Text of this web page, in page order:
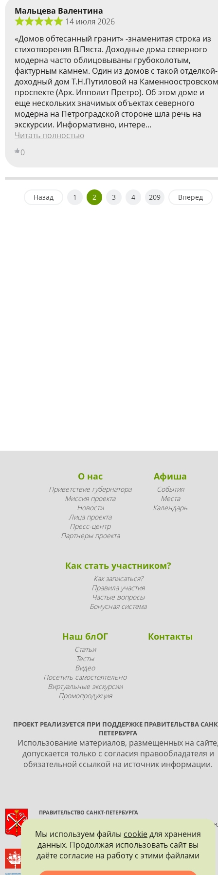
Мальцева Валентина
14 июля 2026
«Домов обтесанный гранит» -знаменитая строка из
стихотворения В.Пяста. Доходные дома северного
модерна часто облицовываны грубоколотым,
фактурным камнем. Один из домов с такой отделкой-
доходный дом Т.Н.Путиловой на Каменноостровском
проспекте (Арх. Ипполит Претро). Об этом доме и
еще нескольких значимых объектах северного
модерна на Петроградской стороне шла речь на
экскурсии. Информативно, интере...
Читать полностью
0
Назад 1 2 3 4 209 Вперед
О нас
Приветствие губернатора
Миссия проекта
Новости
Лица проекта
Пресс-центр
Партнеры проекта
Афиша
События
Места
Календарь
Как стать участником?
Как записаться?
Правила участия
Частые вопросы
Бонусная система
Наш блОГ
Статьи
Тесты
Видео
Посетить самостоятельно
Виртуальные экскурсии
Промопродукция
Контакты
ПРОЕКТ РЕАЛИЗУЕТСЯ ПРИ ПОДДЕРЖКЕ ПРАВИТЕЛЬСТВА
ПЕТЕРБУРГА
Использование материалов, размещенных на
допускается только с согласия правообладателя и
обязательной ссылкой на источник информации.
ПРАВИТЕЛЬСТВО САНКТ-ПЕТЕРБУРГА
КОМИТЕТ ПО ГОСУДАРСТВЕННОМУ КОНТРОЛЮ,
И ОХРАНЕ ПАМЯТНИКОВ ИСТОРИИ И КУЛЬТУРЫ
ВСЕРОССИЙСКОЕ ОБЩЕСТВО ОХРАНЫ ПАМЯТНИКОВ
ИСТОРИИ И КУЛЬТУРЫ
САНКТ-ПЕТЕРБУРГСКОЕ ГОРОДСКОЕ ОТДЕЛЕНИЕ
Мы используем файлы cookieдля хранения
данных. Продолжая использовать сайт вы
даёте согласие на работу с этими файлами